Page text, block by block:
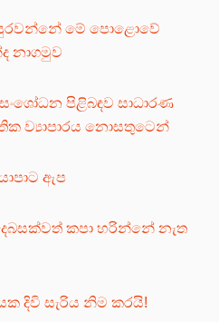
මේ පොළොවේ
නාගමුව
පිළිබඳව සාධාරණ
ව්‍යාපාරය නොසතුටෙන්
ඇප
කපා හරින්නේ නැත
දිවි සැරිය නිම කරයි!